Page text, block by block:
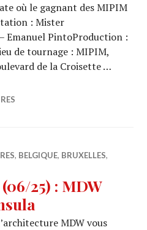
où le gagnant des MIPIM
: Mister
Emanuel PintoProduction :
de tournage : MIPIM,
de la Croisette …
(06/28) : MIPIM
, BELGIQUE, BRUXELLES,
25) : MDW
MDW vous